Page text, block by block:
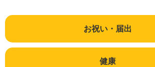
お祝い・届出
健康